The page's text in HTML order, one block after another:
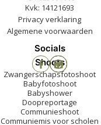
Kvk: 14121693
Privacy verklaring
Algemene voorwaarden
Socials
Shoots
Zwangerschapsfotoshoot
Babyfotoshoot
Babyshower
Doopreportage
Communieshoot
Communiemis voor scholen